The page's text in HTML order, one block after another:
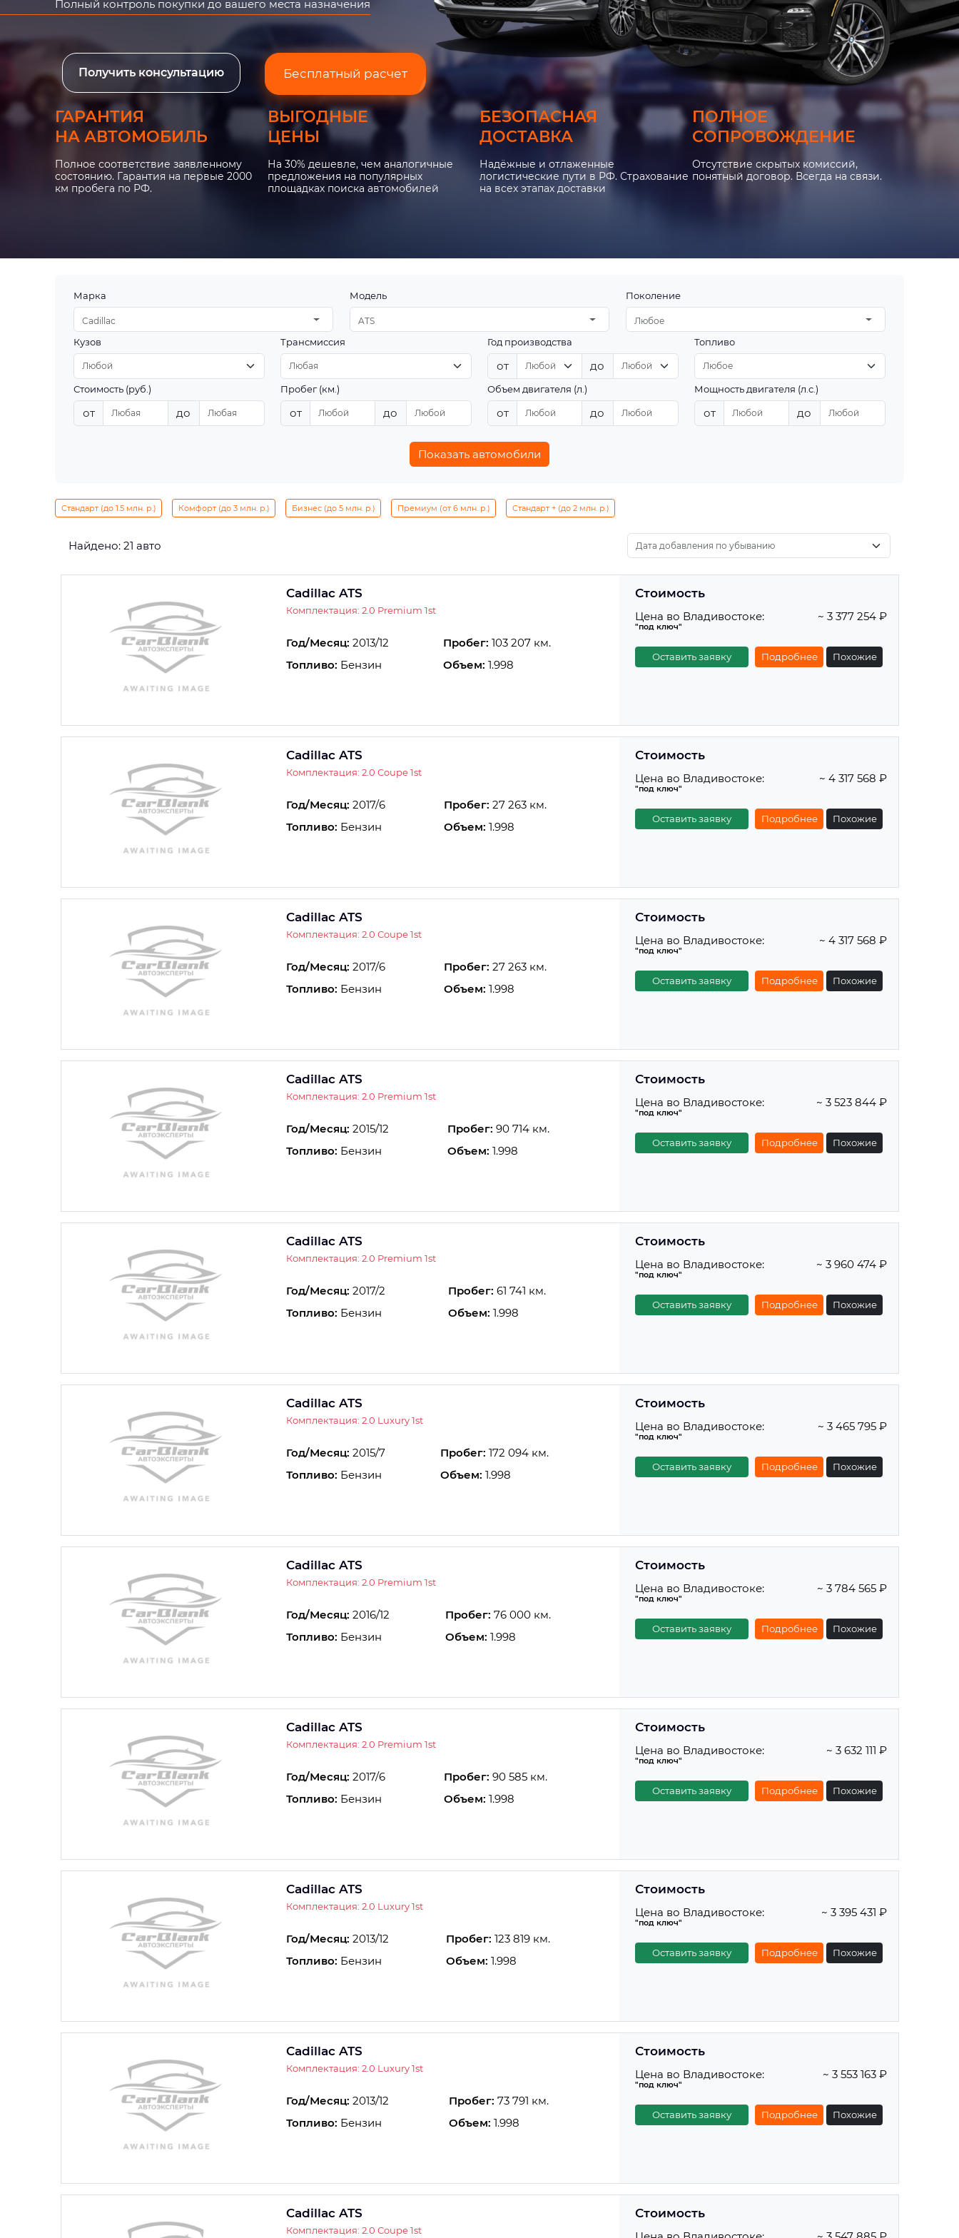
Полный контроль покупки до вашего места назначения
Получить консультацию Бесплатный расчет
ГАРАНТИЯ
НА АВТОМОБИЛЬ
Полное соответствие заявленному
состоянию. Гарантия на первые 2000
км пробега по РФ.
ВЫГОДНЫЕ
ЦЕНЫ
На 30% дешевле, чем аналогичные
предложения на популярных
площадках поиска автомобилей
БЕЗОПАСНАЯ
ДОСТАВКА
Надёжные и отлаженные
логистические пути в РФ. Страхование
на всех этапах доставки
ПОЛНОЕ
СОПРОВОЖДЕНИЕ
Отсутствие скрытых комиссий,
понятный договор. Всегда на связи.
Марка
Cadillac
Модель
ATS
Поколение
Любое
Кузов Трансмиссия Год производства
от до
Топливо
Стоимость (руб.)
от до
Пробег (км.)
от до
Объем двигателя (л.)
от до
Мощность двигателя (л.с.)
от до
Показать автомобили
Стандарт (до 1.5 млн. р.) Комфорт (до 3 млн. р.) Бизнес (до 5 млн. р.) Премиум (от 6 млн. р.) Стандарт + (до 2 млн. р.)
Найдено: 21 авто
Cadillac ATS
Комплектация: 2.0 Premium 1st
Год/Месяц: 2013/12 Пробег: 103 207 км.
Топливо: Бензин Объем: 1.998
Стоимость
Цена во Владивостоке:
"под ключ"
~ 3 377 254 ₽
Оставить заявку Подробнее Похожие
Cadillac ATS
Комплектация: 2.0 Coupe 1st
Год/Месяц: 2017/6 Пробег: 27 263 км.
Топливо: Бензин Объем: 1.998
Стоимость
Цена во Владивостоке:
"под ключ"
~ 4 317 568 ₽
Оставить заявку Подробнее Похожие
Cadillac ATS
Комплектация: 2.0 Coupe 1st
Год/Месяц: 2017/6 Пробег: 27 263 км.
Топливо: Бензин Объем: 1.998
Стоимость
Цена во Владивостоке:
"под ключ"
~ 4 317 568 ₽
Оставить заявку Подробнее Похожие
Cadillac ATS
Комплектация: 2.0 Premium 1st
Год/Месяц: 2015/12 Пробег: 90 714 км.
Топливо: Бензин Объем: 1.998
Стоимость
Цена во Владивостоке:
"под ключ"
~ 3 523 844 ₽
Оставить заявку Подробнее Похожие
Cadillac ATS
Комплектация: 2.0 Premium 1st
Год/Месяц: 2017/2 Пробег: 61 741 км.
Топливо: Бензин Объем: 1.998
Стоимость
Цена во Владивостоке:
"под ключ"
~ 3 960 474 ₽
Оставить заявку Подробнее Похожие
Cadillac ATS
Комплектация: 2.0 Luxury 1st
Год/Месяц: 2015/7 Пробег: 172 094 км.
Топливо: Бензин Объем: 1.998
Стоимость
Цена во Владивостоке:
"под ключ"
~ 3 465 795 ₽
Оставить заявку Подробнее Похожие
Cadillac ATS
Комплектация: 2.0 Premium 1st
Год/Месяц: 2016/12 Пробег: 76 000 км.
Топливо: Бензин Объем: 1.998
Стоимость
Цена во Владивостоке:
"под ключ"
~ 3 784 565 ₽
Оставить заявку Подробнее Похожие
Cadillac ATS
Комплектация: 2.0 Premium 1st
Год/Месяц: 2017/6 Пробег: 90 585 км.
Топливо: Бензин Объем: 1.998
Стоимость
Цена во Владивостоке:
"под ключ"
~ 3 632 111 ₽
Оставить заявку Подробнее Похожие
Cadillac ATS
Комплектация: 2.0 Luxury 1st
Год/Месяц: 2013/12 Пробег: 123 819 км.
Топливо: Бензин Объем: 1.998
Стоимость
Цена во Владивостоке:
"под ключ"
~ 3 395 431 ₽
Оставить заявку Подробнее Похожие
Cadillac ATS
Комплектация: 2.0 Luxury 1st
Год/Месяц: 2013/12 Пробег: 73 791 км.
Топливо: Бензин Объем: 1.998
Стоимость
Цена во Владивостоке:
"под ключ"
~ 3 553 163 ₽
Оставить заявку Подробнее Похожие
Cadillac ATS
Комплектация: 2.0 Coupe 1st
Стоимость